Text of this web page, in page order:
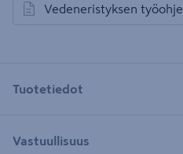
Vedeneristyksen työohje
avautuu uuteen välilehteen
Tuotetiedot
Vastuullisuus